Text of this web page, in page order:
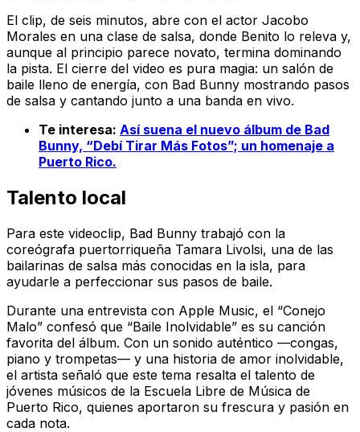
El clip, de seis minutos, abre con el actor Jacobo
Morales en una clase de salsa, donde Benito lo releva y,
aunque al principio parece novato, termina dominando
la pista. El cierre del video es pura magia: un salón de
baile lleno de energía, con Bad Bunny mostrando pasos
de salsa y cantando junto a una banda en vivo.
Te interesa: Así suena el nuevo álbum de Bad
Bunny, “Debí Tirar Más Fotos”; un homenaje a
Puerto Rico.
Talento local
Para este videoclip, Bad Bunny trabajó con la
coreógrafa puertorriqueña Tamara Livolsi, una de las
bailarinas de salsa más conocidas en la isla, para
ayudarle a perfeccionar sus pasos de baile.
Durante una entrevista con Apple Music, el “Conejo
Malo” confesó que “Baile Inolvidable” es su canción
favorita del álbum. Con un sonido auténtico —congas,
piano y trompetas— y una historia de amor inolvidable,
el artista señaló que este tema resalta el talento de
jóvenes músicos de la Escuela Libre de Música de
Puerto Rico, quienes aportaron su frescura y pasión en
cada nota.